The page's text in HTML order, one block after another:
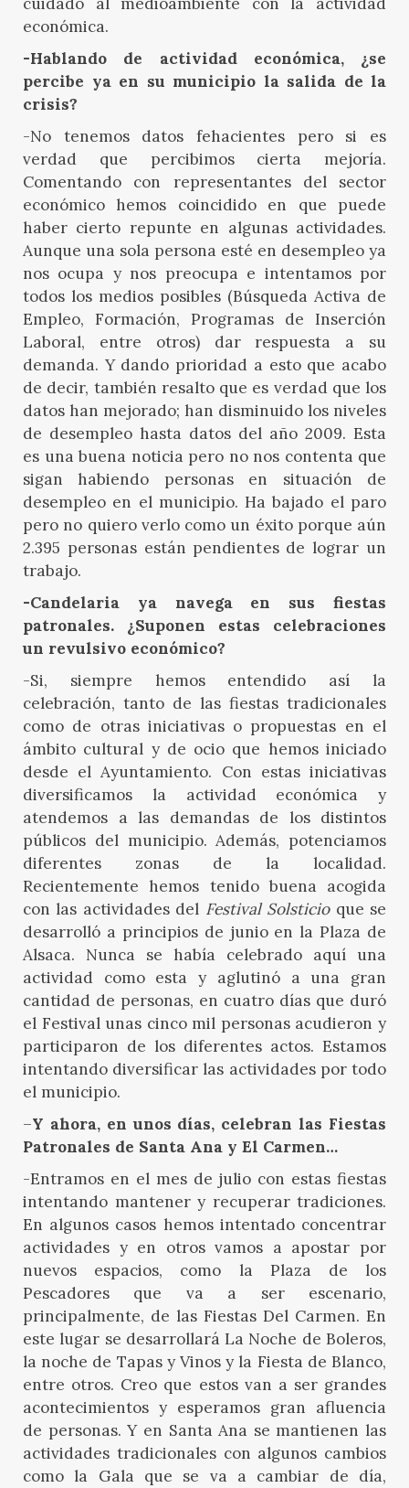
económica.
-Hablando de actividad económica, ¿se
percibe ya en su municipio la salida de la
crisis?
-No tenemos datos fehacientes pero si es
verdad que percibimos cierta mejoría.
Comentando con representantes del sector
económico hemos coincidido en que puede
haber cierto repunte en algunas actividades.
Aunque una sola persona esté en desempleo ya
nos ocupa y nos preocupa e intentamos por
todos los medios posibles (Búsqueda Activa de
Empleo, Formación, Programas de Inserción
Laboral, entre otros) dar respuesta a su
demanda. Y dando prioridad a esto que acabo
de decir, también resalto que es verdad que los
datos han mejorado; han disminuido los niveles
de desempleo hasta datos del año 2009. Esta
es una buena noticia pero no nos contenta que
sigan habiendo personas en situación de
desempleo en el municipio. Ha bajado el paro
pero no quiero verlo como un éxito porque aún
2.395 personas están pendientes de lograr un
trabajo.
-Candelaria ya navega en sus fiestas
patronales. ¿Suponen estas celebraciones
un revulsivo económico?
-Si, siempre hemos entendido así la
celebración, tanto de las fiestas tradicionales
como de otras iniciativas o propuestas en el
ámbito cultural y de ocio que hemos iniciado
desde el Ayuntamiento. Con estas iniciativas
diversificamos la actividad económica y
atendemos a las demandas de los distintos
públicos del municipio. Además, potenciamos
diferentes zonas de la localidad.
Recientemente hemos tenido buena acogida
con las actividades del Festival Solsticioque se
desarrolló a principios de junio en la Plaza de
Alsaca. Nunca se había celebrado aquí una
actividad como esta y aglutinó a una gran
cantidad de personas, en cuatro días que duró
el Festival unas cinco mil personas acudieron y
participaron de los diferentes actos. Estamos
intentando diversificar las actividades por todo
el municipio.
–Y ahora, en unos días, celebran las Fiestas
Patronales de Santa Ana y El Carmen…
-Entramos en el mes de julio con estas fiestas
intentando mantener y recuperar tradiciones.
En algunos casos hemos intentado concentrar
actividades y en otros vamos a apostar por
nuevos espacios, como la Plaza de los
Pescadores que va a ser escenario,
principalmente, de las Fiestas Del Carmen. En
este lugar se desarrollará La Noche de Boleros,
la noche de Tapas y Vinos y la Fiesta de Blanco,
entre otros. Creo que estos van a ser grandes
acontecimientos y esperamos gran afluencia
de personas. Y en Santa Ana se mantienen las
actividades tradicionales con algunos cambios
como la Gala que se va a cambiar de día,